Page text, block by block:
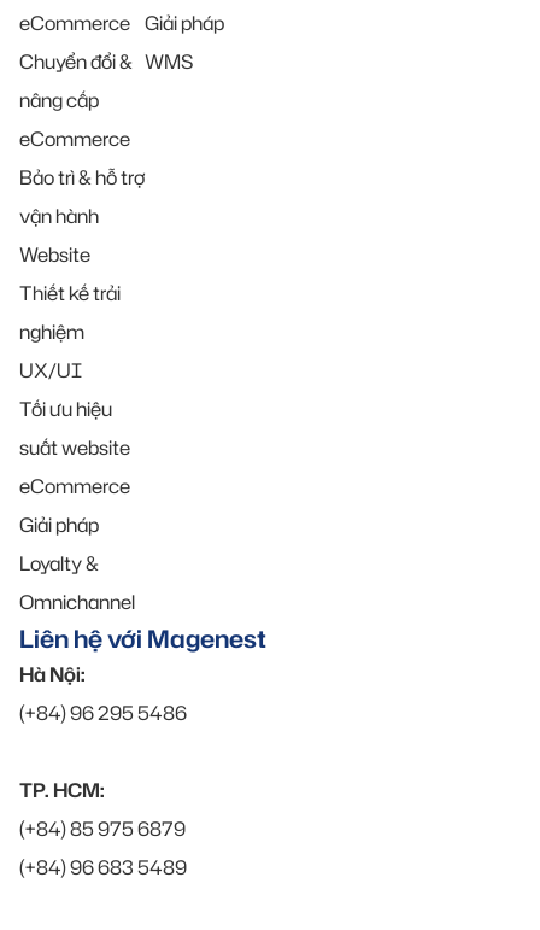
eCommerce
Chuyển đổi &
nâng cấp
eCommerce
Bảo trì & hỗ trợ
vận hành
Website
Thiết kế trải
nghiệm
UX/UI
Tối ưu hiệu
suất website
eCommerce
Giải pháp
Loyalty &
Omnichannel
Giải pháp
WMS
Liên hệ với Magenest
Hà Nội:
(+84) 96 295 5486
TP. HCM:
(+84) 85 975 6879
(+84) 96 683 5489